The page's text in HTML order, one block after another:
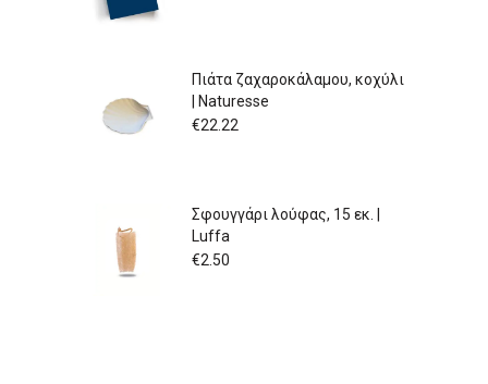
Πιάτα ζαχαροκάλαμου, κοχύλι
| Naturesse
€22.22
Σφουγγάρι λούφας, 15 εκ. |
Luffa
€2.50